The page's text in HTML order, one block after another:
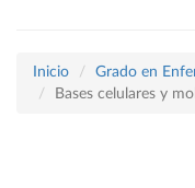
Inicio Grado en
Bases celulares y